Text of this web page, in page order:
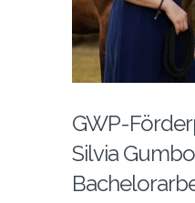
GWP-
Silvia